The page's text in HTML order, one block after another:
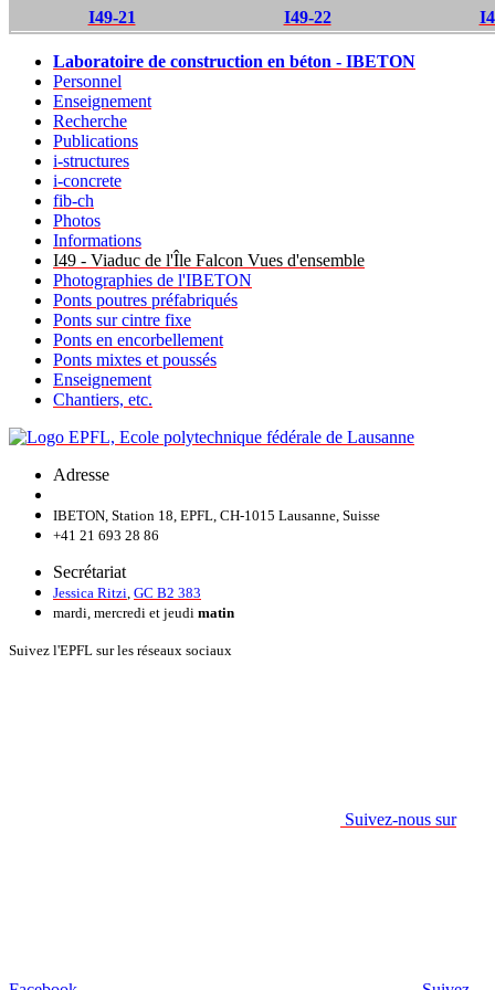
I49-21 I49-22
Laboratoire de construction en béton - IBETON
Personnel
Enseignement
Recherche
Publications
i-structures
i-concrete
fib-ch
Photos
Informations
I49 - Viaduc de l'Île Falcon Vues d'ensemble
Photographies de l'IBETON
Ponts poutres préfabriqués
Ponts sur cintre fixe
Ponts en encorbellement
Ponts mixtes et poussés
Enseignement
Chantiers, etc.
Adresse
IBETON, Station 18, EPFL, CH-1015 Lausanne, Suisse
+41 21 693 28 86
Secrétariat
Jessica Ritzi GC B2 383
mardi, mercredi et jeudi matin
Suivez l'EPFL sur les réseaux sociaux
Suivez-nous sur